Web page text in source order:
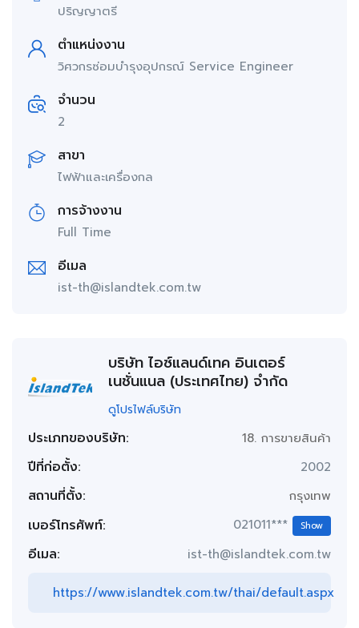
ปริญญาตรี
ตำแหน่งงาน
วิศวกรซ่อมบำรุงอุปกรณ์ Service Engineer
จำนวน
2
สาขา
ไฟฟ้าและเครื่องกล
การจ้างงาน
Full Time
อีเมล
ist-th@islandtek.com.tw
บริษัท ไอซ์แลนด์เทค อินเตอร์
เนชั่นแนล (ประเทศไทย) จำกัด
ดูโปรไฟล์บริษัท
ประเภทของบริษัท: 18. การขายสินค้า
ปีที่ก่อตั้ง: 2002
สถานที่ตั้ง: กรุงเทพ
เบอร์โทรศัพท์: 021011*** Show
อีเมล: ist-th@islandtek.com.tw
https://www.islandtek.com.tw/thai/default.aspx